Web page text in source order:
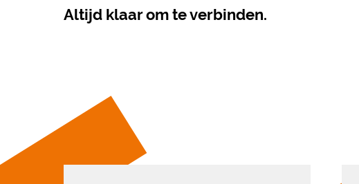
Altijd klaar om te verbinden.